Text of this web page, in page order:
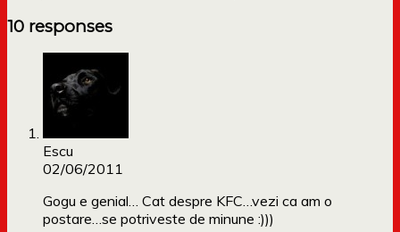
10 responses
Escu
02/06/2011
Gogu e genial… Cat despre KFC…vezi ca am o
postare…se potriveste de minune :)))